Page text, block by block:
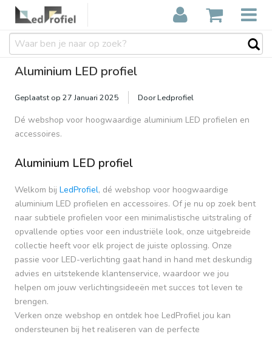
Aluminium LED profiel
Geplaatst op 27 Januari 2025 Door Ledprofiel
Dé webshop voor hoogwaardige aluminium LED profielen en
accessoires.
Aluminium LED profiel
Welkom bij LedProfiel, dé webshop voor hoogwaardige
aluminium LED profielen en accessoires. Of je nu op zoek bent
naar subtiele profielen voor een minimalistische uitstraling of
opvallende opties voor een industriële look, onze uitgebreide
collectie heeft voor elk project de juiste oplossing. Onze
passie voor LED-verlichting gaat hand in hand met deskundig
advies en uitstekende klantenservice, waardoor we jou
helpen om jouw verlichtingsideeën met succes tot leven te
brengen.
Verken onze webshop en ontdek hoe LedProfiel jou kan
ondersteunen bij het realiseren van de perfecte